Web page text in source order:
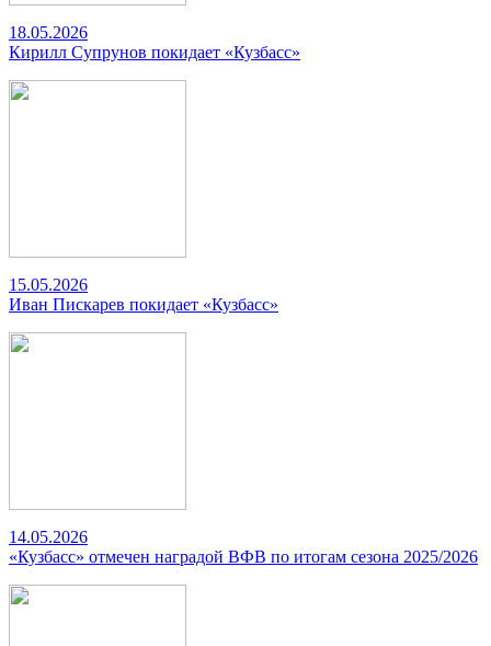
18.05.2026
Кирилл Супрунов покидает «Кузбасс»
15.05.2026
Иван Пискарев покидает «Кузбасс»
14.05.2026
«Кузбасс» отмечен наградой ВФВ по итогам сезона 2025/2026